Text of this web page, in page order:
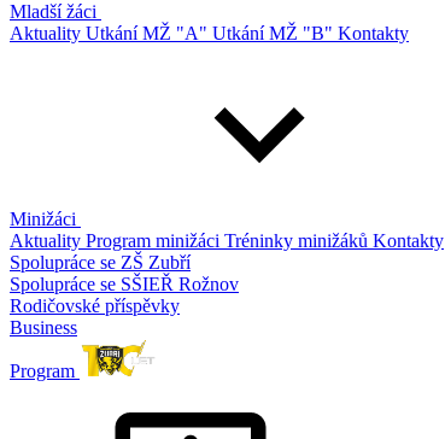
Mladší žáci
Aktuality Utkání MŽ "A" Utkání MŽ "B" Kontakty
Minižáci
Aktuality Program minižáci Tréninky minižáků Kontakty
Spolupráce se ZŠ Zubří
Spolupráce se SŠIEŘ Rožnov
Rodičovské příspěvky
Business
Program